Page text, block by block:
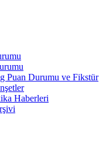
Puan Durumu ve Fikstür
Haberleri